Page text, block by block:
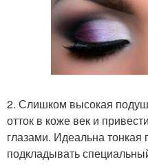
2. Слишком высокая
отток в коже век и
глазами. Идеальна
подкладывать